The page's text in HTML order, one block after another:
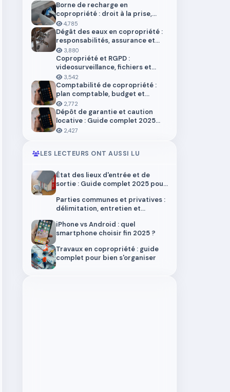
Borne de recharge en
copropriété : droit à la prise,
installation et aides en 2026
4,785
Dégât des eaux en copropriété :
responsabilités, assurance et
démarches
3,880
Copropriété et RGPD :
videosurveillance, fichiers et
donnees personnelles
3,542
Comptabilité de copropriété :
plan comptable, budget et
trésorerie 2026
2,772
Dépôt de garantie et caution
locative : Guide complet 2025
pour locataires et propriétaires
2,427
LES LECTEURS ONT AUSSI LU
État des lieux d'entrée et de
sortie : Guide complet 2025 pour
Parties communes et privatives :
délimitation, entretien et
iPhone vs Android : quel
smartphone choisir fin 2025 ?
Travaux en copropriété : guide
complet pour bien s'organiser